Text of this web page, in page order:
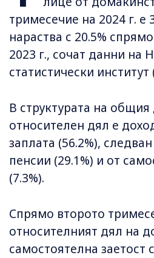
тримесечие на 2024 г. е
нараства с 20.5%
2023 г., сочат данни на
статистически
В структурата на
относителен дял е
заплата (56.2%),
пенсии (29.1%) и от
(7.3%).
Спрямо второто
относителният дял на
самостоятелна заетост